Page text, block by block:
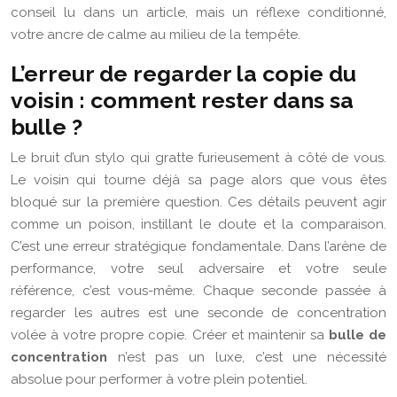
conseil lu dans un article, mais un réflexe conditionné,
votre ancre de calme au milieu de la tempête.
L’erreur de regarder la copie du
voisin : comment rester dans sa
bulle ?
Le bruit d’un stylo qui gratte furieusement à côté de vous.
Le voisin qui tourne déjà sa page alors que vous êtes
bloqué sur la première question. Ces détails peuvent agir
comme un poison, instillant le doute et la comparaison.
C’est une erreur stratégique fondamentale. Dans l’arène de
performance, votre seul adversaire et votre seule
référence, c’est vous-même. Chaque seconde passée à
regarder les autres est une seconde de concentration
volée à votre propre copie. Créer et maintenir sa bulle de
concentration n’est pas un luxe, c’est une nécessité
absolue pour performer à votre plein potentiel.